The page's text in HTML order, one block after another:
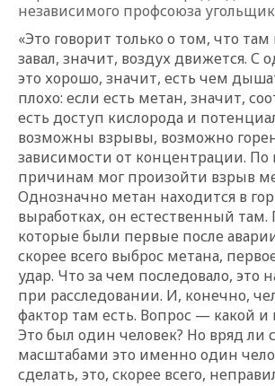
независимого профсоюза
«Это говорит только о том, что там
завал, значит, воздух движется. С
это хорошо, значит, есть чем
плохо: если есть метан, значит,
есть доступ кислорода и
возможны взрывы, возможно
зависимости от концентрации. По
причинам мог произойти взрыв
Однозначно метан находится в
выработках, он естественный
которые были первые после
скорее всего выброс метана,
удар. Что за чем последовало, это
при расследовании. И, конечно,
фактор там есть. Вопрос — какой и
Это был один человек? Но вряд ли
масштабами это именно один
сделать, это, скорее всего,